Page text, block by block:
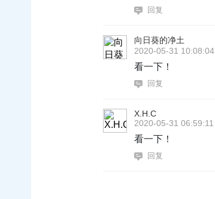
回复
向日葵的净土
2020-05-31 10:08:04
看一下！
回复
X.H.C
2020-05-31 06:59:11
看一下！
回复